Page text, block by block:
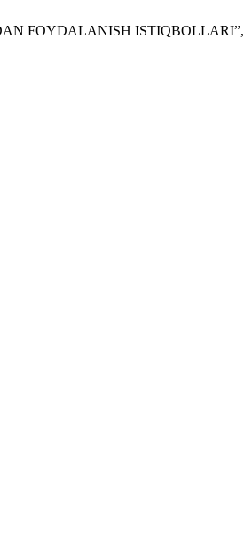
FOYDALANISH ISTIQBOLLARI”,